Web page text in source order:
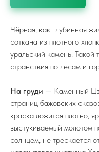
Чёрная, как глубинная
соткана из плотного
уральский камень. Такой
странствия по лесам и
На груди — Каменный
страниц бажовских
краска ложится плотно,
выстукиваемый молотом
солнцем, не трескается